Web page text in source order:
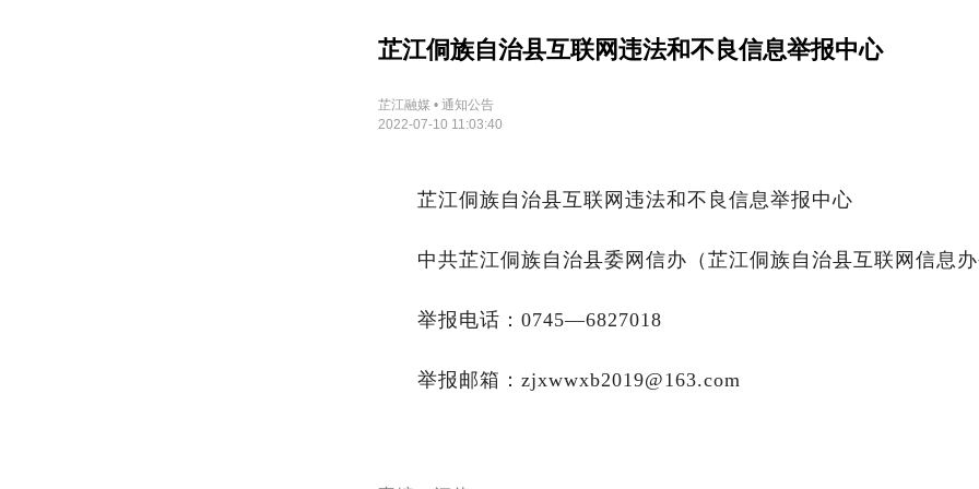
芷江侗族自治县互联网违法和不良信息举报中心
芷江融媒 • 通知公告
2022-07-10 11:03:40
芷江侗族自治县互联网违法和不良信息举报中心
中共芷江侗族自治县委网信办（芷江侗族自治县互联网信息办
举报电话：0745—6827018
举报邮箱：zjxwwxb2019@163.com